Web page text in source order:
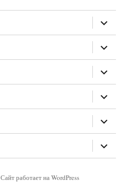
дочернее
меню
дочернее
меню
дочернее
меню
дочернее
меню
дочернее
меню
дочернее
меню
Сайт работает на WordPress